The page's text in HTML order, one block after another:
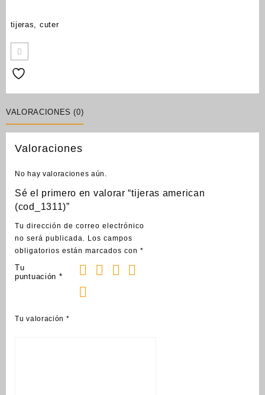
tijeras, cuter
VALORACIONES (0)
Valoraciones
No hay valoraciones aún.
Sé el primero en valorar “tijeras american
(cod_1311)”
Tu dirección de correo electrónico
no será publicada.
Los campos
obligatorios están marcados con *
Tu
puntuación *
Tu valoración *